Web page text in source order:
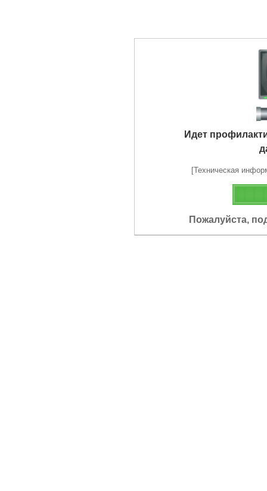
Идет
[Техническая
Пожалуйста,